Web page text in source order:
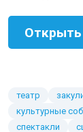
театр
культурные
спектакли